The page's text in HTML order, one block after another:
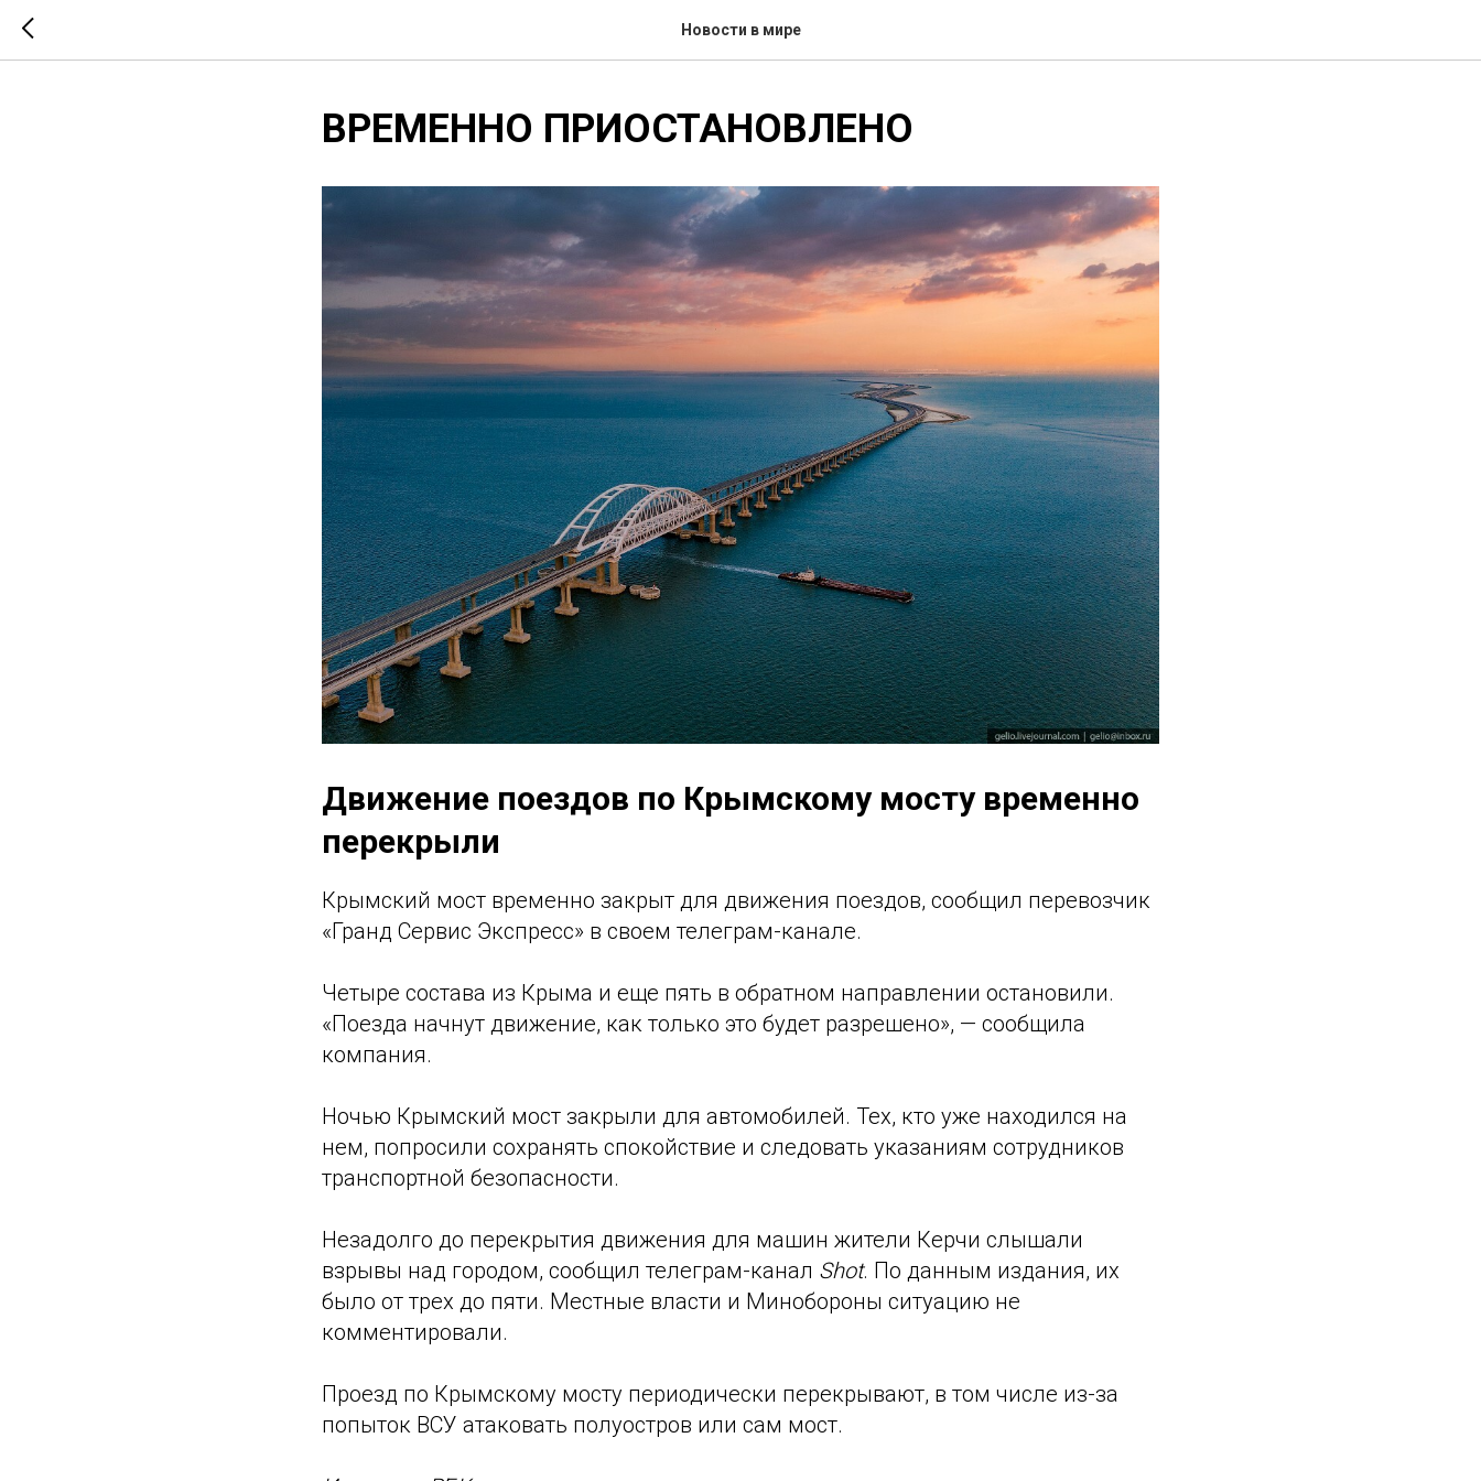
Новости в мире
ВРЕМЕННО ПРИОСТАНОВЛЕНО
Движение поездов по Крымскому мосту временно
перекрыли
Крымский мост временно закрыт для движения поездов, сообщил перевозчик
«Гранд Сервис Экспресс» в своем телеграм-канале.
Четыре состава из Крыма и еще пять в обратном направлении остановили.
«Поезда начнут движение, как только это будет разрешено», — сообщила
компания.
Ночью Крымский мост закрыли для автомобилей. Тех, кто уже находился на
нем, попросили сохранять спокойствие и следовать указаниям сотрудников
транспортной безопасности.
Незадолго до перекрытия движения для машин жители Керчи слышали
взрывы над городом, сообщил телеграм-канал Shot. По данным издания, их
было от трех до пяти. Местные власти и Минобороны ситуацию не
комментировали.
Проезд по Крымскому мосту периодически перекрывают, в том числе из-за
попыток ВСУ атаковать полуостров или сам мост.